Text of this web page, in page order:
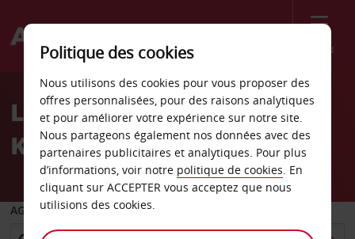
Menu
Welcome
AvisLocation de voiture
Knightdale
AGENCE DE DÉPART
Politique des cookies
Nous utilisons des cookies pour vous proposer des
offres personnalisées, pour des raisons analytiques
et pour améliorer votre expérience sur notre site.
Nous partageons également nos données avec des
partenaires publicitaires et analytiques. Pour plus
d’informations, voir notre politique de cookies. En
cliquant sur ACCEPTER vous acceptez que nous
utilisions des cookies.